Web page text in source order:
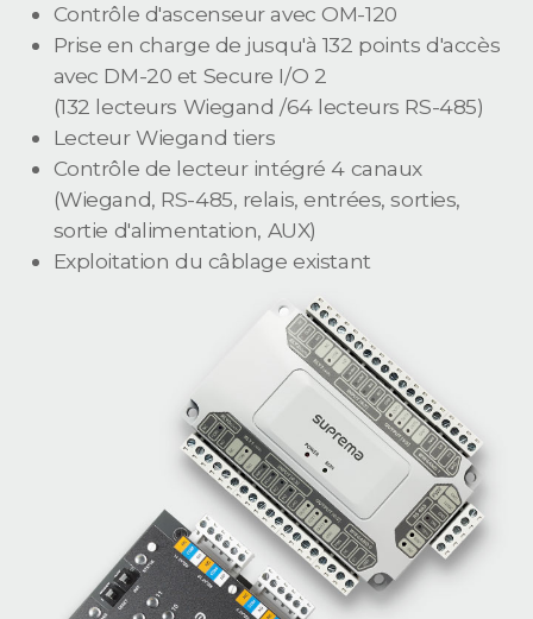
Contrôle d'ascenseur avec OM-120
Prise en charge de jusqu'à 132 points d'accès
avec DM-20 et Secure I/O 2
(132 lecteurs Wiegand /64 lecteurs RS-485)
Lecteur Wiegand tiers
Contrôle de lecteur intégré 4 canaux
(Wiegand, RS-485, relais, entrées, sorties,
sortie d'alimentation, AUX)
Exploitation du câblage existant